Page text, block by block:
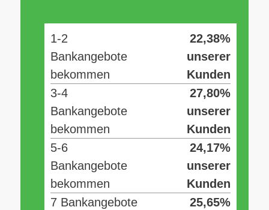
1-2
Bankangebote
bekommen
22,38%
unserer
Kunden
3-4
Bankangebote
bekommen
27,80%
unserer
Kunden
5-6
Bankangebote
bekommen
24,17%
unserer
Kunden
7 Bankangebote
25,65%